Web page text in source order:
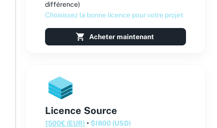
différence)
Choisissez la bonne licence pour votre projet
Acheter maintenant
Licence Source
1500€ (EUR) • $1800 (USD)